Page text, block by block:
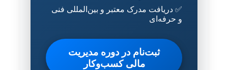
✅ دریافت مدرک معتبر و بین‌المللی فنی
و حرفه‌ای
ثبت‌نام در دوره مدیریت
مالی کسب‌وکار